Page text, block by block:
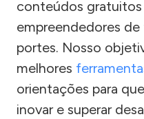
conteúdos gratuitos
empreendedores
portes. Nosso
melhores
orientações para
inovar e superar